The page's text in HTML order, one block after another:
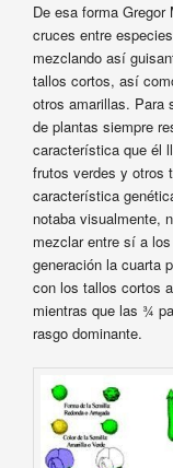
De esa forma Gregor
cruces entre
mezclando así
tallos cortos, así
otros amarillas. Para
de plantas siempre
característica que él
frutos verdes y otros
característica
notaba visualmente,
mezclar entre sí a
generación la cuarta
con los tallos cortos
mientras que las ¾
rasgo dominante.